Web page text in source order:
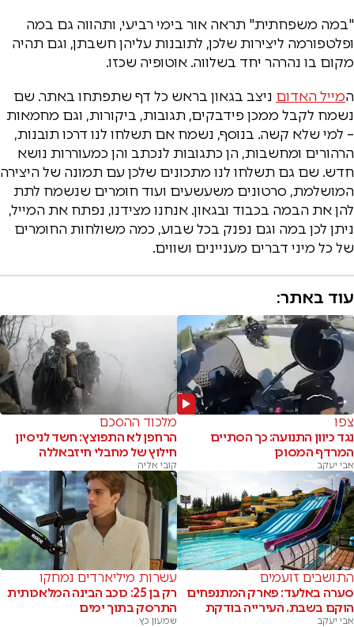
"במה משפחתית" תראה אור בימי רביעי, ותהווה גם במה
ופלטפורמה ליצירות שלכן, לתובנות עליהן חשבתן, וגם תהיה
מקום בו נהרהר יחד בשלווה. אוטופיה שכזו.
המייל האדום ניצב בגאון בראש כל דף שתפתחו באתר. שם
נשמח לקבל ממכן פידבקים, תגובות, ביקורות, וגם מחמאות
– למי שלא קשה. בנוסף, נשמח אם תשלחו לנו דרכו תובנות,
הרהורים ומחשבות, הן כתגובות לנכתב והן כמעוררות נושא
חדש. שם גם תשלחו לנו מתכונים שלכן עם תמונה של היצירה
המושלמת, סרטונים משעשעים ועוד חומרים שנשמח לתת
להן את הבמה בכבוד ובגאון. אנחנו מצידנו, נפתח את המייל,
ניתן לכן במה וגם נפנק בכל שבוע, כמה משולחות החומרים
של כל מיני דברים מעניינים ושווים.
עוד באתר:
צפו
נגד כיוון התנועה: כך הסתיים
המרדף המסוכן
אבי יעקב
מלכוד ההסכם
הרחפן לא התפוצץ: חשד לניסיון
חילוץ של מחבלי חיזבאללה
קובי אליה
התושבים זועמים
סערה באלעד: פארק המתנפחים
הוקם בשבת. העירייה בודקת
אבי יעקב
עשרות מיליארדים נמחקו
רק בן 25: כוכב הבינה המלאכותית
התרסק בתוך ימים
שמעון כץ